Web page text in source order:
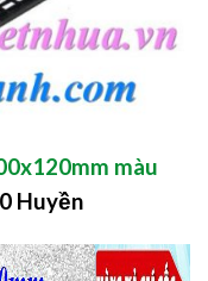
màu
Huyền